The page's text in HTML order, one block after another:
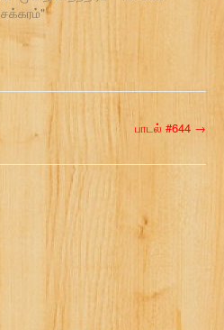
சக்கரம்"
பாடல் #644 →